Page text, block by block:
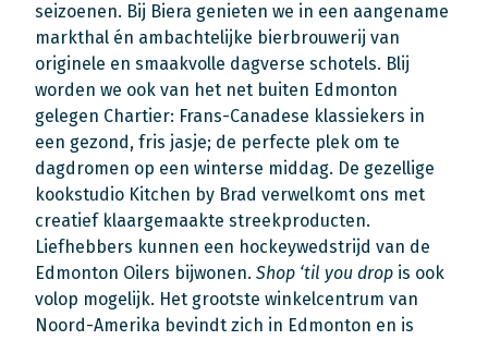
seizoenen. Bij Biera genieten we in een aangename
markthal én ambachtelijke bierbrouwerij van
originele en smaakvolle dagverse schotels. Blij
worden we ook van het net buiten Edmonton
gelegen Chartier: Frans-Canadese klassiekers in
een gezond, fris jasje; de perfecte plek om te
dagdromen op een winterse middag. De gezellige
kookstudio Kitchen by Brad verwelkomt ons met
creatief klaargemaakte streekproducten.
Liefhebbers kunnen een hockeywedstrijd van de
Edmonton Oilers bijwonen. Shop ‘til you drop is ook
volop mogelijk. Het grootste winkelcentrum van
Noord-Amerika bevindt zich in Edmonton en is